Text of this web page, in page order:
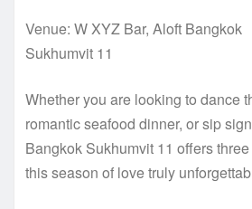
Venue: W XYZ Bar, Aloft Bangkok
Sukhumvit 11
Whether you are looking to dance
romantic seafood dinner, or sip
Bangkok Sukhumvit 11 offers
this season of love truly